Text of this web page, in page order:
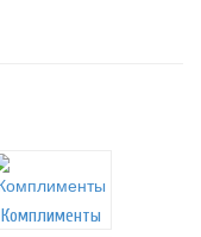
Комплименты